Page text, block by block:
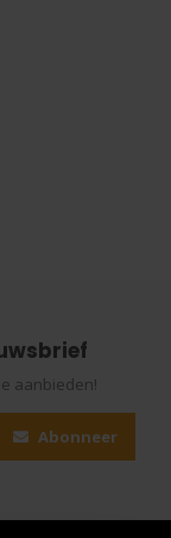
aanbieden!
Abonneer